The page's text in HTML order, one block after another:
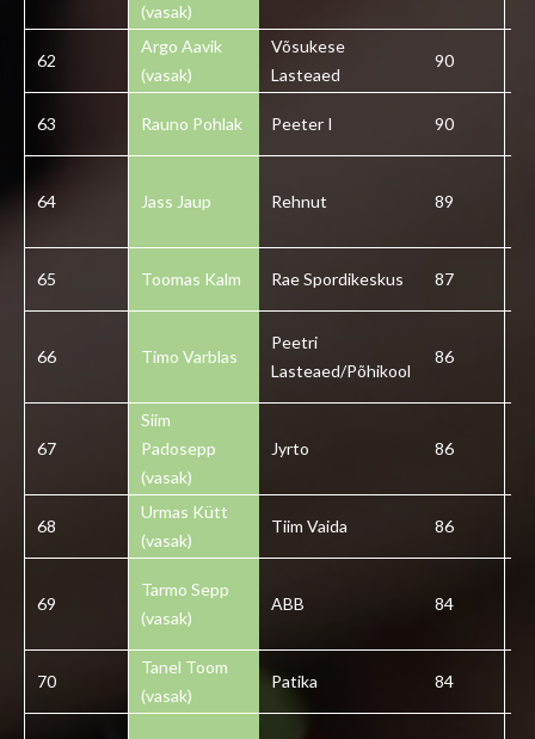
(vasak)
62
Argo Aavik
(vasak)
Võsukese
Lasteaed
90
63 Rauno Pohlak Peeter I 90
64 Jass Jaup Rehnut 89
65 Toomas Kalm Rae Spordikeskus 87
66 Timo Varblas
Peetri
Lasteaed/Põhikool
86
67
Siim
Padosepp
(vasak)
Jyrto 86
68
Urmas Kütt
(vasak)
Tiim Vaida 86
69
Tarmo Sepp
(vasak)
ABB 84
70
Tanel Toom
(vasak)
Patika 84